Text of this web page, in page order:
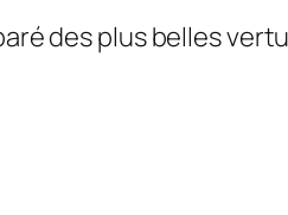
des plus belles